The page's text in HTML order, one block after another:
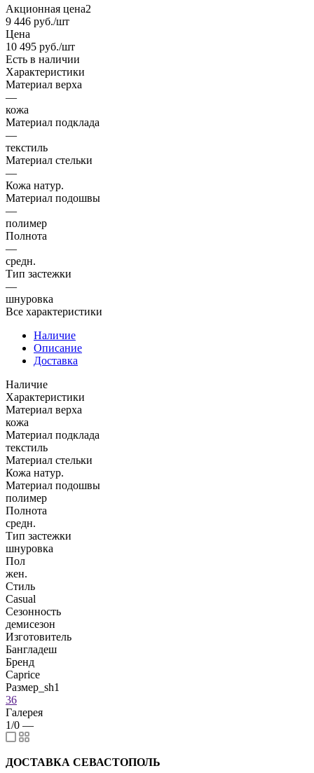
Акционная цена2
9 446 руб./шт
Цена
10 495 руб./шт
Есть в наличии
Характеристики
Материал верха
—
кожа
Материал подклада
—
текстиль
Материал стельки
—
Кожа натур.
Материал подошвы
—
полимер
Полнота
—
средн.
Тип застежки
—
шнуровка
Все характеристики
Наличие
Описание
Доставка
Наличие
Характеристики
Материал верха
кожа
Материал подклада
текстиль
Материал стельки
Кожа натур.
Материал подошвы
полимер
Полнота
средн.
Тип застежки
шнуровка
Пол
жен.
Стиль
Casual
Сезонность
демисезон
Изготовитель
Бангладеш
Бренд
Caprice
Размер_sh1
36
Галерея
1/0 —
ДОСТАВКА СЕВАСТОПОЛЬ